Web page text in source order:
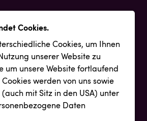
Cookies.
Cookies, um Ihnen
unserer Website zu
um unsere Website fortlaufend
werden von uns sowie
mit Sitz in den USA) unter
Daten